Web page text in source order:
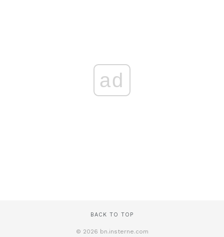
ad
BACK TO TOP
© 2026 bn.insterne.com